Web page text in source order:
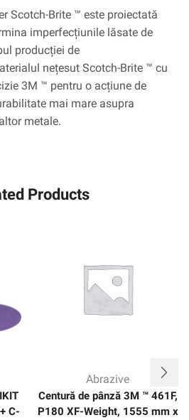
Scotch-Brite ™ este proiectată
imperfecțiunile lăsate de
producției de
nețesut Scotch-Brite ™ cu
3M ™ pentru o acțiune de
mai mare asupra
metale.
Products
C-
Abrazive
Centură de pânză 3M ™ 461F,
P180 XF-Weight, 1555 mm x